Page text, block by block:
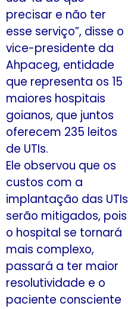
precisar e não ter
esse serviço”, disse o
vice-presidente da
Ahpaceg, entidade
que representa os 15
maiores hospitais
goianos, que juntos
oferecem 235 leitos
de UTIs.
Ele observou que os
custos com a
implantação das UTIs
serão mitigados, pois
o hospital se tornará
mais complexo,
passará a ter maior
resolutividade e o
paciente consciente